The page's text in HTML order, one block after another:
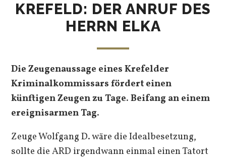
KREFELD: DER ANRUF DES
HERRN ELKA
Die Zeugenaussage eines Krefelder
Kriminalkommissars fördert einen
künftigen Zeugen zu Tage. Beifang an einem
ereignisarmen Tag.
Zeuge Wolfgang D. wäre die Idealbesetzung,
sollte die ARD irgendwann einmal einen Tatort